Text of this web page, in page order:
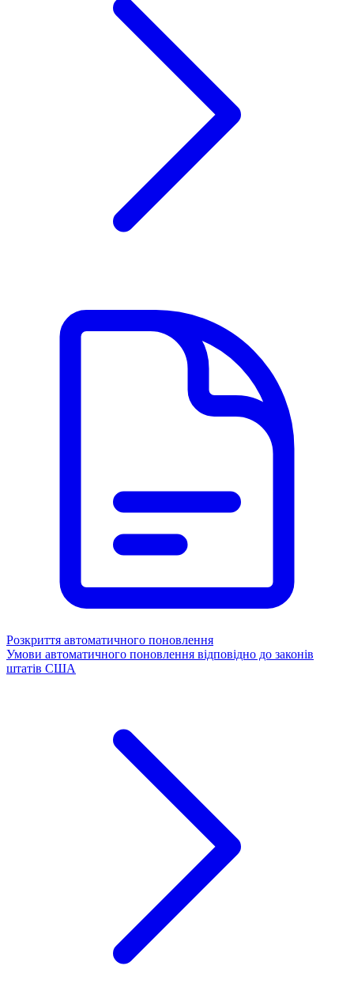
Розкриття автоматичного поновлення
Умови автоматичного поновлення відповідно до законів
штатів США